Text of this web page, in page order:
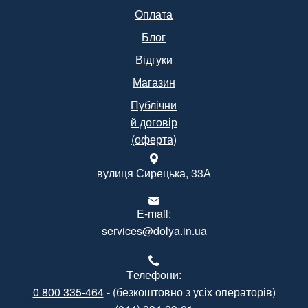
Оплата
Блог
Відгуки
Магазин
Публічни
й договір
(оферта)
вулиця Сирецька, 33А
E-mail:
services@dolya.in.ua
Tелефони:
0 800 335-464- (безкоштовно з усіх операторів)